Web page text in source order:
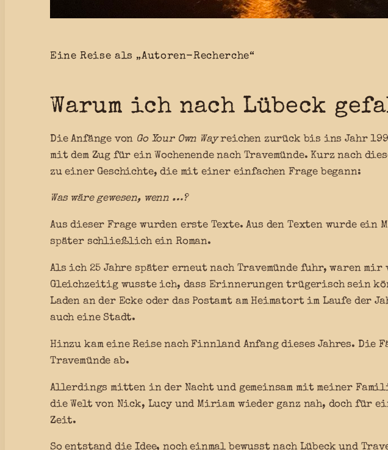
Eine Reise als „Autoren-Recherche“
Warum ich nach Lübeck
Die Anfänge von Go Your Own Wayreichen zurück bis ins Jahr
mit dem Zug für ein Wochenende nach Travemünde. Kurz nach
zu einer Geschichte, die mit einer einfachen Frage begann:
Was wäre gewesen, wenn …?
Aus dieser Frage wurden erste Texte. Aus den Texten wurde ein
später schließlich ein Roman.
Als ich 25 Jahre später erneut nach Travemünde fuhr, waren
Gleichzeitig wusste ich, dass Erinnerungen trügerisch sein
Laden an der Ecke oder das Postamt am Heimatort im Laufe der
auch eine Stadt.
Hinzu kam eine Reise nach Finnland Anfang dieses Jahres. Die
Travemünde ab.
Allerdings mitten in der Nacht und gemeinsam mit meiner
die Welt von Nick, Lucy und Miriam wieder ganz nah, doch für
Zeit.
So entstand die Idee, noch einmal bewusst nach Lübeck und